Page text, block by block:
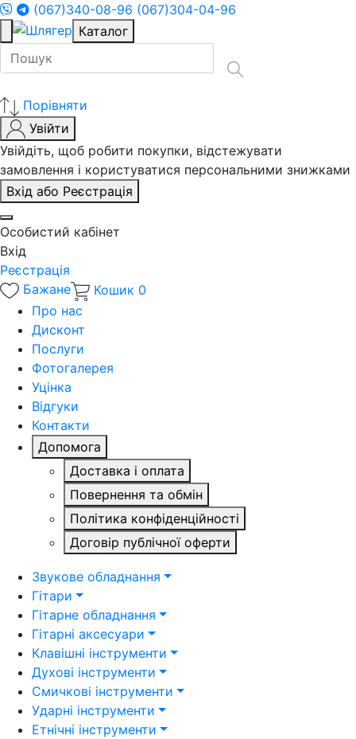
(067)340-08-96 (067)304-04-96
Каталог
Порівняти
Увійти
Увійдіть, щоб робити покупки, відстежувати
замовлення і користуватися персональними знижками
Вхід або Реєстрація
Особистий кабінет
Вхід
Реєстрація
Бажане
Кошик 0
Про нас
Дисконт
Послуги
Фотогалерея
Уцінка
Відгуки
Контакти
Допомога
Доставка і оплата
Повернення та обмін
Політика конфіденційності
Договір публічної оферти
Звукове обладнання
Гітари
Гітарне обладнання
Гітарні аксесуари
Клавішні інструменти
Духові інструменти
Смичкові інструменти
Ударні інструменти
Етнічні інструменти